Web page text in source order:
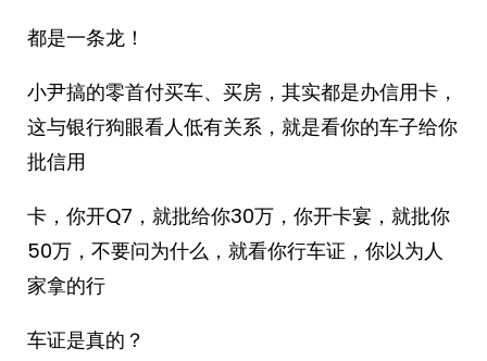
都是一条龙！
小尹搞的零首付买车、买房，其实都是办信用卡，
这与银行狗眼看人低有关系，就是看你的车子给你
批信用
卡，你开Q7，就批给你30万，你开卡宴，就批你
50万，不要问为什么，就看你行车证，你以为人
家拿的行
车证是真的？